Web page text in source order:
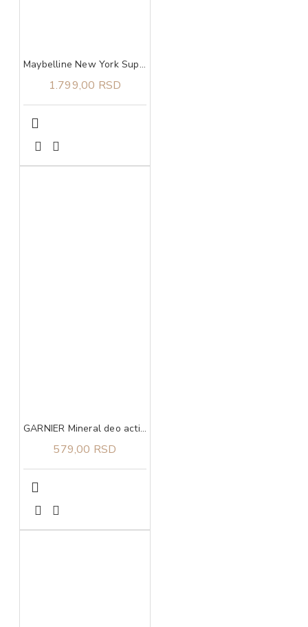
Maybelline New York Super Stay Lumi Matte tečni puder 140​
1.799,00 RSD
GARNIER Mineral deo action control thermic 72h sprej 150 ml
579,00 RSD